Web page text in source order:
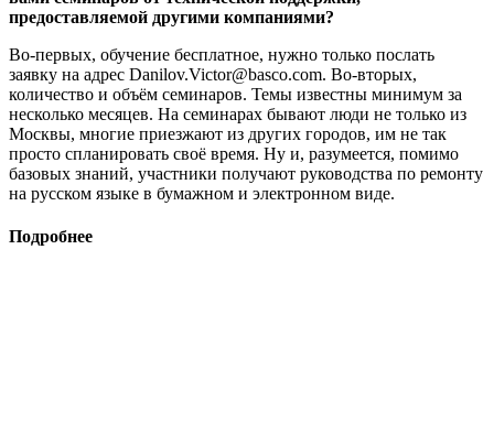
предоставляемой другими компаниями?
Во-первых, обучение бесплатное, нужно только послать
заявку на адрес Danilov.Victor@basco.com. Во-вторых,
количество и объём семинаров. Темы известны минимум за
несколько месяцев. На семинарах бывают люди не только из
Москвы, многие приезжают из других городов, им не так
просто спланировать своё время. Ну и, разумеется, помимо
базовых знаний, участники получают руководства по ремонту
на русском языке в бумажном и электронном виде.
Подробнее